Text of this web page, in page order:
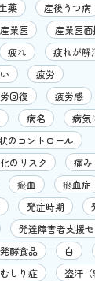
薬
産後うつ病
産業医
産業医面
疲れ
疲れが解
疲労
回復
疲労感
病名
病気
のコントロール
のリスク
痛み
瘀血 瘀血症
発症時期
発達障害者支援
発酵食品 白
しり症
盗汗（